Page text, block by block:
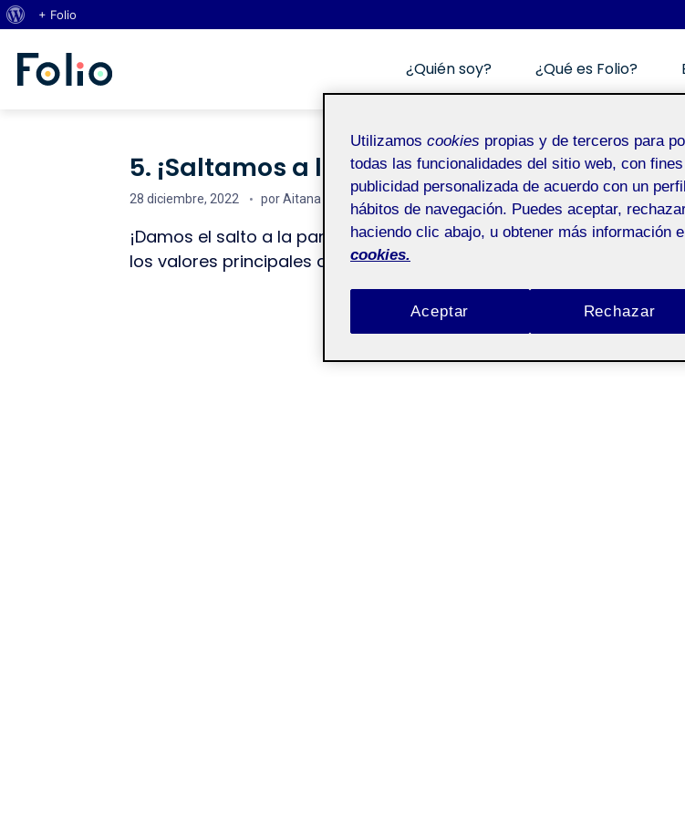
Acerca de WordPress
+ Folio
Aitana Gomez Fernandez
Espacio Personal ¿Quién soy? ¿Qué es Folio?
5. ¡Saltamos a la pantalla!
Fecha de publicación
28 diciembre, 2022 porAitana Gomez Fernandez en 5. ¡Saltamos a la
¡Damos el salto a la pantalla con esta adaptación de la revista
los valores principales de la revista. …
Utilizamos cookies propias y de terceros para
todas las funcionalidades del sitio web, con
publicidad personalizada de acuerdo con un
hábitos de navegación. Puedes aceptar,
haciendo clic abajo, u obtener más información
cookies.
Rechazar
Aceptar